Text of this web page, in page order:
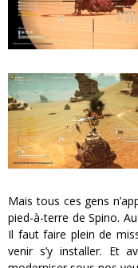
Mais tous ces gens
pied-à-terre de Spino.
Il faut faire plein de
venir s’y installer. Et